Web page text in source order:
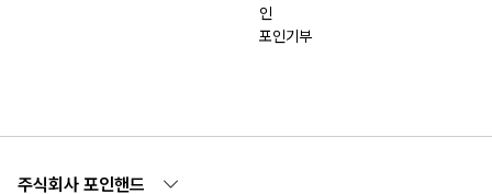
인
포인기부
주식회사 포인핸드